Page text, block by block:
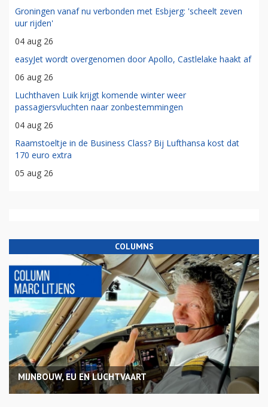
Groningen vanaf nu verbonden met Esbjerg: 'scheelt zeven
uur rijden'
04 aug 26
easyJet wordt overgenomen door Apollo, Castlelake haakt af
06 aug 26
Luchthaven Luik krijgt komende winter weer
passagiersvluchten naar zonbestemmingen
04 aug 26
Raamstoeltje in de Business Class? Bij Lufthansa kost dat
170 euro extra
05 aug 26
COLUMNS
MIJNBOUW, EU EN LUCHTVAART